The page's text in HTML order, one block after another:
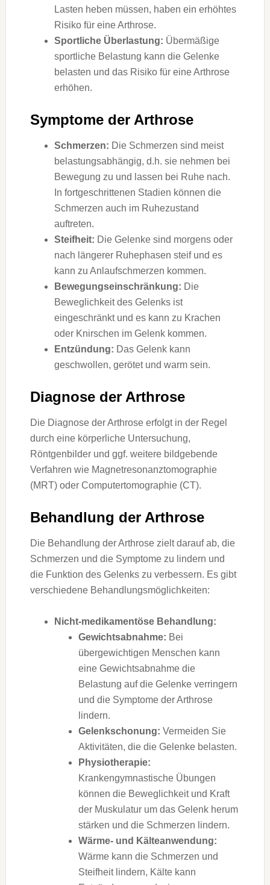
Lasten heben müssen, haben ein erhöhtes
Risiko für eine Arthrose.
Sportliche Überlastung: Übermäßige
sportliche Belastung kann die Gelenke
belasten und das Risiko für eine Arthrose
erhöhen.
Symptome der Arthrose
Schmerzen: Die Schmerzen sind meist
belastungsabhängig, d.h. sie nehmen bei
Bewegung zu und lassen bei Ruhe nach.
In fortgeschrittenen Stadien können die
Schmerzen auch im Ruhezustand
auftreten.
Steifheit: Die Gelenke sind morgens oder
nach längerer Ruhephasen steif und es
kann zu Anlaufschmerzen kommen.
Bewegungseinschränkung: Die
Beweglichkeit des Gelenks ist
eingeschränkt und es kann zu Krachen
oder Knirschen im Gelenk kommen.
Entzündung: Das Gelenk kann
geschwollen, gerötet und warm sein.
Diagnose der Arthrose
Die Diagnose der Arthrose erfolgt in der Regel
durch eine körperliche Untersuchung,
Röntgenbilder und ggf. weitere bildgebende
Verfahren wie Magnetresonanztomographie
(MRT) oder Computertomographie (CT).
Behandlung der Arthrose
Die Behandlung der Arthrose zielt darauf ab, die
Schmerzen und die Symptome zu lindern und
die Funktion des Gelenks zu verbessern. Es gibt
verschiedene Behandlungsmöglichkeiten:
Nicht-medikamentöse Behandlung:
Gewichtsabnahme: Bei
übergewichtigen Menschen kann
eine Gewichtsabnahme die
Belastung auf die Gelenke verringern
und die Symptome der Arthrose
lindern.
Gelenkschonung: Vermeiden Sie
Aktivitäten, die die Gelenke belasten.
Physiotherapie:
Krankengymnastische Übungen
können die Beweglichkeit und Kraft
der Muskulatur um das Gelenk herum
stärken und die Schmerzen lindern.
Wärme- und Kälteanwendung:
Wärme kann die Schmerzen und
Steifheit lindern, Kälte kann